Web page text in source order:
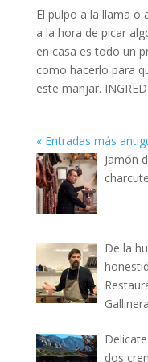
El pulpo a la llama o
a la hora de picar
en casa es todo un
como hacerlo para
este manjar.
« Entradas más
Jamón
De la
Gallinera
dos